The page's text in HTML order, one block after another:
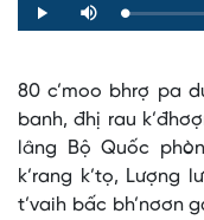
Play Mute Loaded:
0%
Progress:
0%
80 c’moo bhrợ pa
banh, đhị rau
lâng Bộ Quốc
k’rang k’tọ, Lượng
t’vaih bấc bh’nơơn